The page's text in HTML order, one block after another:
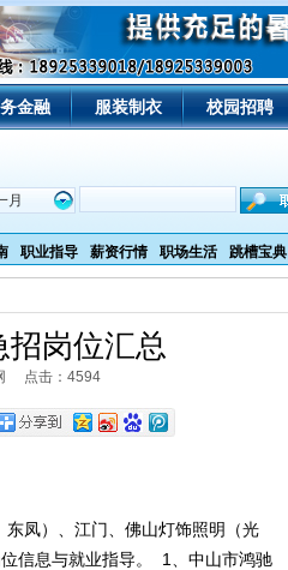
金融 服装制衣 校园招聘
职业指导 薪资行情 职场生活 跳槽宝典
招岗位汇总
点击：4594
凤）、江门、佛山灯饰照明（光
信息与就业指导。 1、中山市鸿驰